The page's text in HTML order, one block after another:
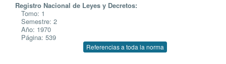
Registro Nacional de Leyes y Decretos:
Tomo: 1
Semestre: 2
Año: 1970
Página: 539
Referencias a toda la norma